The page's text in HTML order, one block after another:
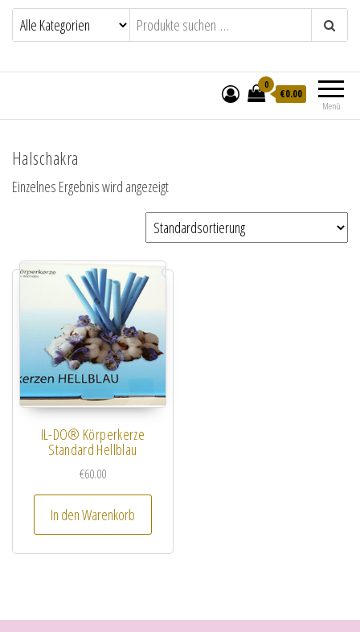
Menü
0
€0.00
Halschakra
Einzelnes Ergebnis wird angezeigt
IL-DO® Körperkerze
Standard Hellblau
€60.00
In den Warenkorb